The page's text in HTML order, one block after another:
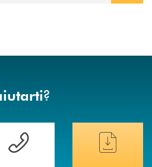
?
a te
bisogno di assistenza immediata ?
Hai bisogno di